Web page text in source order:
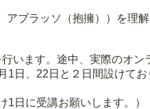
ブラッソ（抱擁））を理
います。途中、実際のオン
日、22日と２日間設けてお
日に受講お願いします。）